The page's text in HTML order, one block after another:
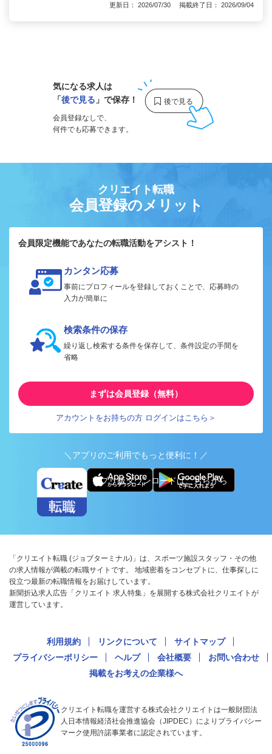
更新日： 2026/07/30 掲載終了日： 2026/09/04
気になる求人は
「後で見る 」で保存！
会員登録なしで、
何件でも応募できます。
クリエイト転職
会員登録のメリット
会員限定機能であなたの転職活動をアシスト！
カンタン応募
事前にプロフィールを登録しておくことで、応募時の
入力が簡単に
検索条件の保存
繰り返し検索する条件を保存して、条件設定の手間を
省略
まずは会員登録（無料）
アカウントをお持ちの方 ログインはこちら＞
＼アプリのご利用でもっと便利に！／
アプリ版ダウンロードはこちらから
「クリエイト転職 (ジョブターミナル)」は、スポーツ施設スタッフ・その他
の求人情報が満載の転職サイトです。 地域密着をコンセプトに、仕事探しに
役立つ最新の転職情報をお届けしています。
新聞折込求人広告「クリエイト 求人特集」を展開する株式会社クリエイトが
運営しています。
利用規約 リンクについて
サイトマップ
プライバシーポリシー
ヘルプ 会社概要
お問い合わせ
掲載をお考えの企業様へ
クリエイト転職を運営する株式会社クリエイトは一般財団法
人日本情報経済社会推進協会（JIPDEC）によりプライバシー
マーク使用許諾事業者に認定されています。